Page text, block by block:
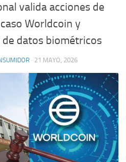
valida acciones de
Worldcoin y
datos biométricos
· 21 MAYO, 2026